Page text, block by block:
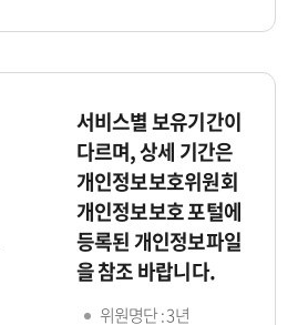
서비스별 보유기간이
다르며, 상세 기간은
개인정보보호위원회
개인정보보호 포털에
등록된 개인정보파일
을 참조 바랍니다.
위원명단 : 3년